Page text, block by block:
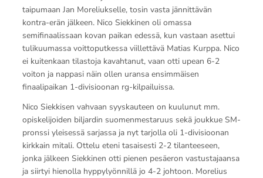
taipumaan Jan Moreliukselle, tosin vasta jännittävän
kontra-erän jälkeen. Nico Siekkinen oli omassa
semifinaalissaan kovan paikan edessä, kun vastaan asettui
tulikuumassa voittoputkessa viillettävä Matias Kurppa. Nico
ei kuitenkaan tilastoja kavahtanut, vaan otti upean 6-2
voiton ja nappasi näin ollen uransa ensimmäisen
finaalipaikan 1-divisioonan rg-kilpailuissa.
Nico Siekkisen vahvaan syyskauteen on kuulunut mm.
opiskelijoiden biljardin suomenmestaruus sekä joukkue SM-
pronssi yleisessä sarjassa ja nyt tarjolla oli 1-divisioonan
kirkkain mitali. Ottelu eteni tasaisesti 2-2 tilanteeseen,
jonka jälkeen Siekkinen otti pienen pesäeron vastustajaansa
ja siirtyi hienolla hyppylyönnillä jo 4-2 johtoon. Morelius